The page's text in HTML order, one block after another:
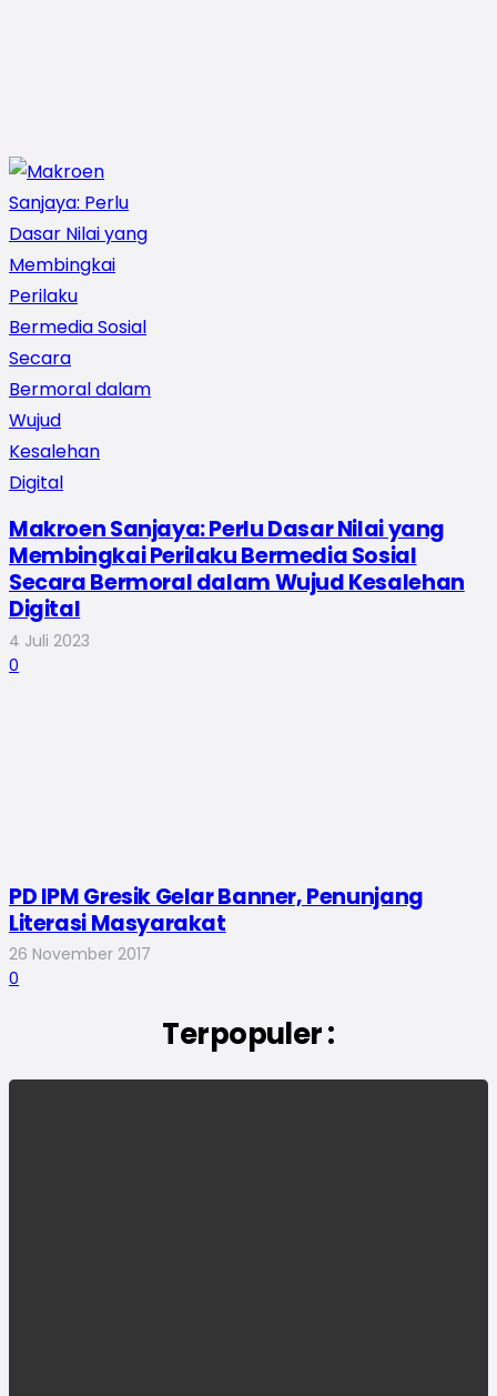
Makroen Sanjaya: Perlu Dasar Nilai yang
Membingkai Perilaku Bermedia Sosial
Secara Bermoral dalam Wujud Kesalehan
Digital
4 Juli 2023
0
PD IPM Gresik Gelar Banner, Penunjang
Literasi Masyarakat
26 November 2017
0
Terpopuler :